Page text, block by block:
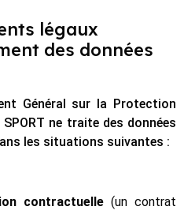
légaux
des données
Général sur la Protection
SPORT ne traite des données
les situations suivantes :
contractuelle (un contrat